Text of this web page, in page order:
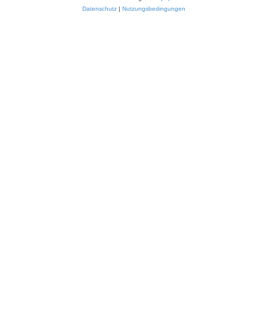
Datenschutz| Nutzungsbedingungen